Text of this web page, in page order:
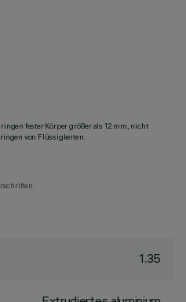
fester Körper größer als 12 mm, nicht
von Flüssigkeiten.
1.35